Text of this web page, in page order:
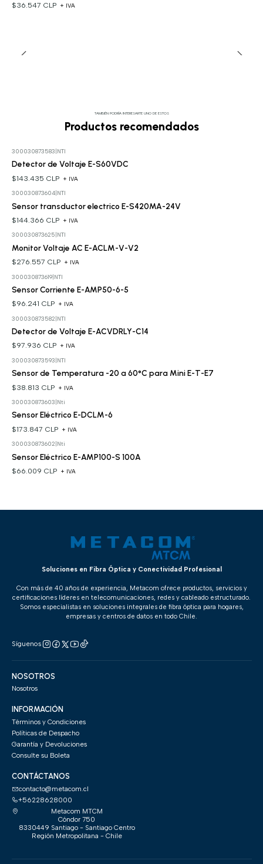
$36.547 CLP + IVA
TAMBIÉN PODRÍA INTERESARTE UNO DE ESTOS
Productos recomendados
300030873583 NTI
Detector de Voltaje E-S60VDC
$143.435 CLP + IVA
300030873604| NTI
Sensor transductor electrico E-S420MA-24V
$144.366 CLP + IVA
300030873625 NTI
Monitor Voltaje AC E-ACLM-V-V2
$276.557 CLP + IVA
300030873619| NTI
Sensor Corriente E-AMP50-6-5
$96.241 CLP + IVA
300030873582 NTI
Detector de Voltaje E-ACVDRLY-C14
$97.936 CLP + IVA
300030873593 NTI
Sensor de Temperatura -20 a 60°C para Mini E-T-E7
$38.813 CLP + IVA
300030873603 Nti
Sensor Eléctrico E-DCLM-6
$173.847 CLP + IVA
300030873602 Nti
Sensor Eléctrico E-AMP100-S 100A
$66.009 CLP + IVA
Soluciones en Fibra Óptica y Conectividad Profesional
Con más de 40 años de experiencia, Metacom ofrece productos, servicios y
certificaciones líderes en telecomunicaciones, redes y cableado estructurado.
Somos especialistas en soluciones integrales de fibra óptica para hogares,
empresas y centros de datos en todo Chile.
Síguenos
NOSOTROS
Nosotros
INFORMACIÓN
Términos y Condiciones
Políticas de Despacho
Garantía y Devoluciones
Consulte su Boleta
CONTÁCTANOS
contacto@metacom.cl
+56228628000
Metacom MTCM
Cóndor 750
8330449 Santiago - Santiago Centro
Región Metropolitana - Chile